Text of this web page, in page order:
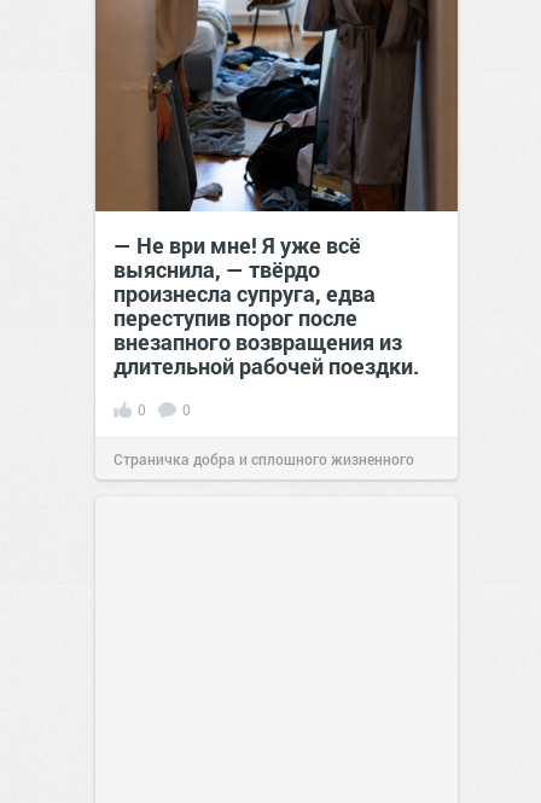
— Не ври мне! Я уже всё
выяснила, — твёрдо
произнесла супруга, едва
переступив порог после
внезапного возвращения из
длительной рабочей поездки.
0 0
Страничка добра и сплошного жизненного